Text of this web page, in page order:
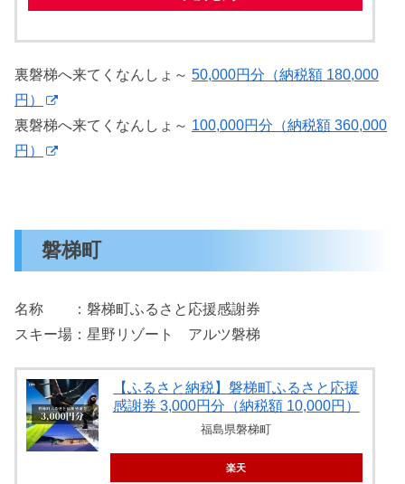
裏磐梯へ来てくなんしょ～ 50,000円分（納税額 180,000
円）
裏磐梯へ来てくなんしょ～ 100,000円分（納税額 360,000
円）
磐梯町
名称 ：磐梯町ふるさと応援感謝券
スキー場：星野リゾート アルツ磐梯
【ふるさと納税】磐梯町ふるさと応援
感謝券 3,000円分（納税額 10,000円）
福島県磐梯町
楽天